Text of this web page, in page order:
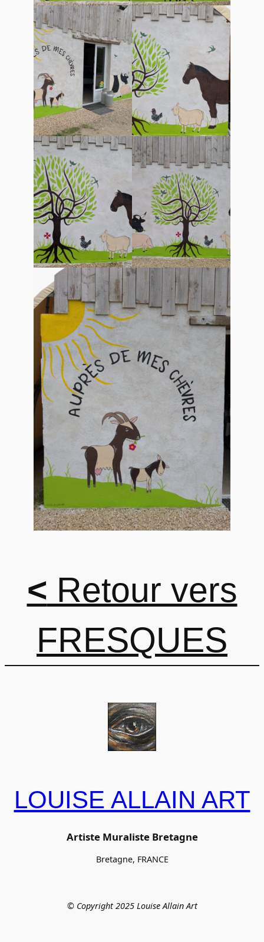
< Retour vers
FRESQUES
LOUISE ALLAIN ART
Artiste Muraliste Bretagne
Bretagne, FRANCE
© Copyright 2025 Louise Allain Art